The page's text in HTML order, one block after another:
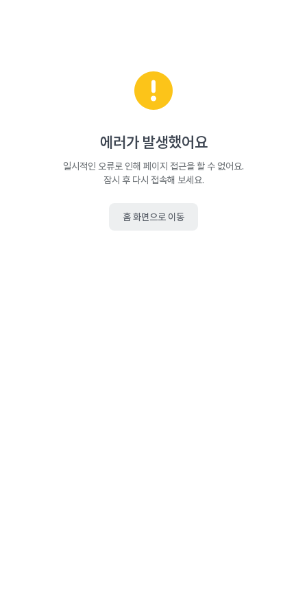
에러가 발생했어요
일시적인 오류로 인해 페이지 접근을 할 수 없어요.
잠시 후 다시 접속해 보세요.
홈 화면으로 이동